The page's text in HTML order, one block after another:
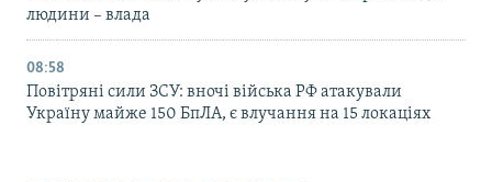
людини – влада
08:58
Повітряні сили ЗСУ: вночі війська РФ атакували
Україну майже 150 БпЛА, є влучання на 15 локаціях